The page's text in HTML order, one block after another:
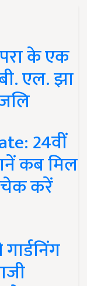
के एक
एल. झा
24वीं
कब मिल
करें